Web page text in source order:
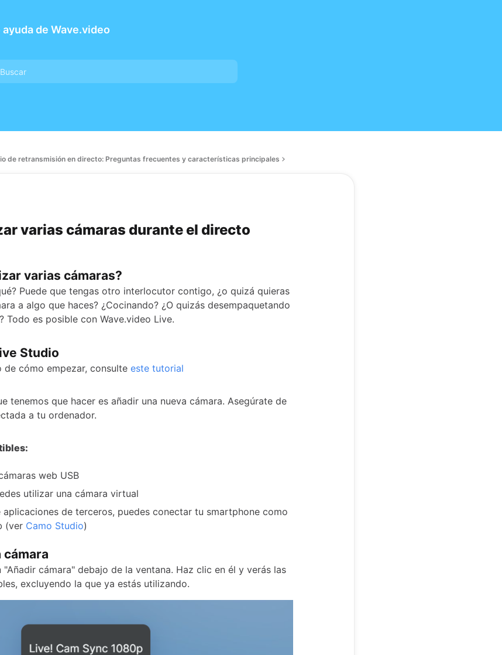
de Wave.video
de retransmisión en directo: Preguntas frecuentes y características principales
varias cámaras durante el directo
varias cámaras?
Puede que tengas otro interlocutor contigo, ¿o quizá quieras
a algo que haces? ¿Cocinando? ¿O quizás desempaquetando
Todo es posible con Wave.video Live.
Studio
de cómo empezar, consulte este tutorial
tenemos que hacer es añadir una nueva cámara. Asegúrate de
a tu ordenador.
web USB
utilizar una cámara virtual
aplicaciones de terceros, puedes conectar tu smartphone como
(ver Camo Studio)
cámara
cámara" debajo de la ventana. Haz clic en él y verás las
excluyendo la que ya estás utilizando.